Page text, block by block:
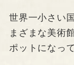
世界一小さい
まざまな美術
ポットになっ